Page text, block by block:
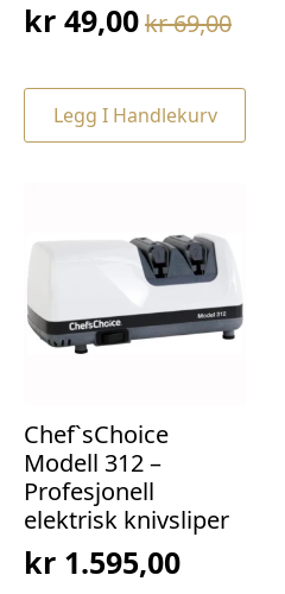
kr69,00
Opprinnelig
var:
kr 69,00.
kr 49,00
Nåværende
er:
kr 49,00.
Legg I Handlekurv
Chef`sChoice
Modell 312 –
Profesjonell
elektrisk knivsliper
kr 1.595,00